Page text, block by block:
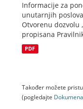
Informacije za
unutarnjih
Otvorenu
propisana
PDF
Također možete
(pogledajte